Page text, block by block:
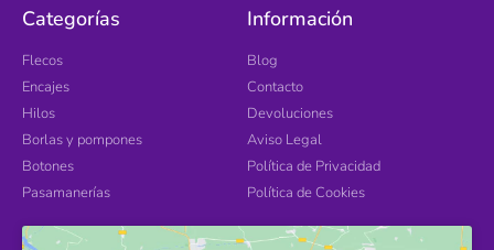
Categorías
Flecos
Encajes
Hilos
Borlas y pompones
Botones
Pasamanerías
Información
Blog
Contacto
Devoluciones
Aviso Legal
Política de Privacidad
Política de Cookies